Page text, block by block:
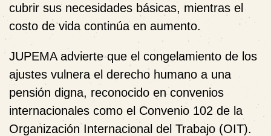
cubrir sus necesidades básicas, mientras el
costo de vida continúa en aumento.
JUPEMA advierte que el congelamiento de los
ajustes vulnera el derecho humano a una
pensión digna, reconocido en convenios
internacionales como el Convenio 102 de la
Organización Internacional del Trabajo (OIT).